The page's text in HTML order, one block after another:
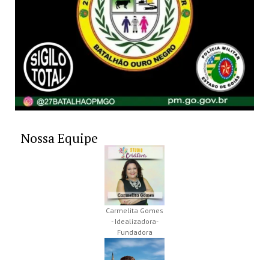
Nossa Equipe
Carmelita Gomes
- Idealizadora-
Fundadora